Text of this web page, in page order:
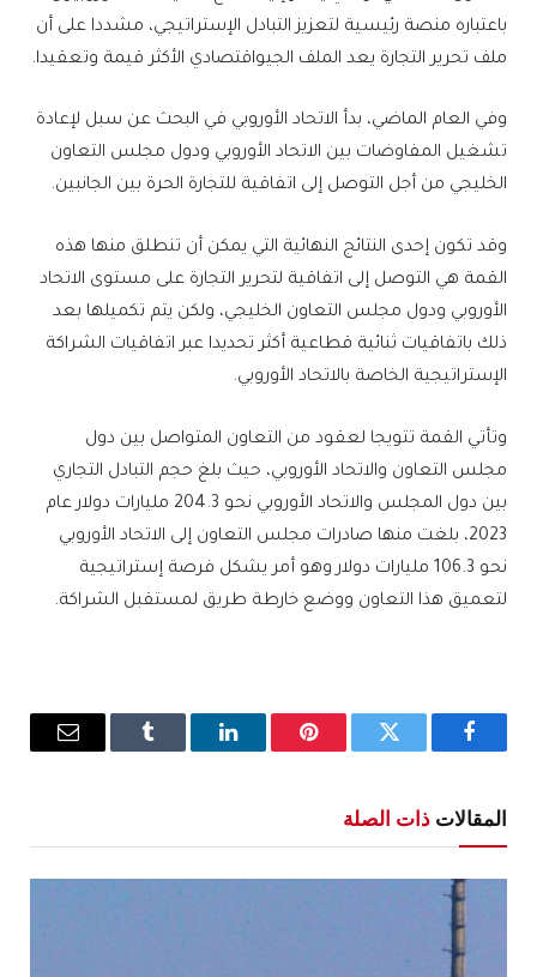
باعتباره منصة رئيسية لتعزيز التبادل الإستراتيجي، مشددا على أن
ملف تحرير التجارة يعد الملف الجيواقتصادي الأكثر قيمة وتعقيدا.
وفي العام الماضي، بدأ الاتحاد الأوروبي في البحث عن سبل لإعادة
تشغيل المفاوضات بين الاتحاد الأوروبي ودول مجلس التعاون
الخليجي من أجل التوصل إلى اتفاقية للتجارة الحرة بين الجانبين.
وقد تكون إحدى النتائج النهائية التي يمكن أن تنطلق منها هذه
القمة هي التوصل إلى اتفاقية لتحرير التجارة على مستوى الاتحاد
الأوروبي ودول مجلس التعاون الخليجي، ولكن يتم تكميلها بعد
ذلك باتفاقيات ثنائية قطاعية أكثر تحديدا عبر اتفاقيات الشراكة
الإستراتيجية الخاصة بالاتحاد الأوروبي.
وتأتي القمة تتويجا لعقود من التعاون المتواصل بين دول
مجلس التعاون والاتحاد الأوروبي، حيث بلغ حجم التبادل التجاري
بين دول المجلس والاتحاد الأوروبي نحو 204.3 مليارات دولار عام
2023، بلغت منها صادرات مجلس التعاون إلى الاتحاد الأوروبي
نحو 106.3 مليارات دولار وهو أمر يشكل فرصة إستراتيجية
لتعميق هذا التعاون ووضع خارطة طريق لمستقبل الشراكة.
فيسبوك تويتر بينتيريستلينكدإن Tumblr
البريد
المقالات ذات الصلة